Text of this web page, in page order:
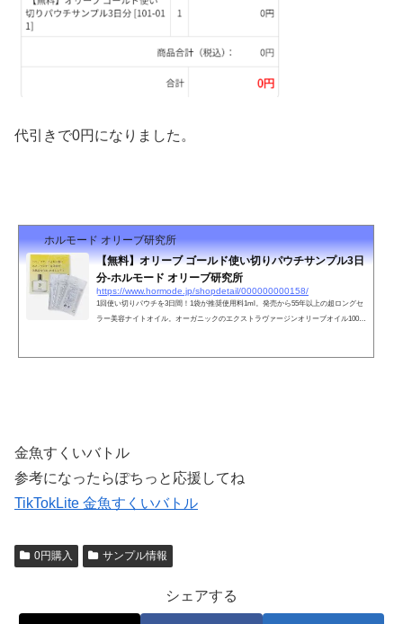
代引きで0円になりました。
ホルモード オリーブ研究所
【無料】オリーブ ゴールド使い切りパウチサンプル3日
分-ホルモード オリーブ研究所
https://www.hormode.jp/shopdetail/000000000158/
1回使い切りパウチを3日間！1袋が推奨使用料1ml。発売から55年以上の超ロングセ
ラー美容ナイトオイル。オーガニックのエクストラヴァージンオリーブオイル100%
金魚すくいバトル
参考になったらぽちっと応援してね
TikTokLite 金魚すくいバトル
0円購入 サンプル情報
シェアする